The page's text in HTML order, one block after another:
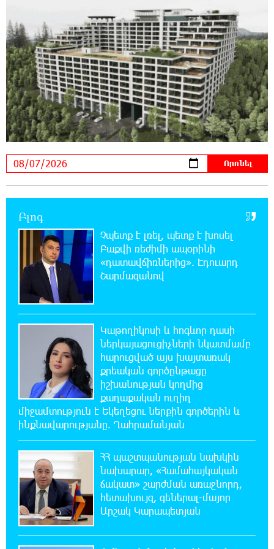
21:41:25 6-08-2026
Վթար Լոռու մարզում․ փրկարարները
վարորդին դուրս են բերել արգելափակումից
21:23:57 6-08-2026
Երևանում երթուղիների փոփոխություն
կլինի
21:10:46 6-08-2026
Օգոստոսի 7-ին՝ Գարեգին Բ Ամենայն Հայոց
Կաթողիկոսի դատական նիստը
քաղաքացու մահվան մասին
20:42:28 6-08-2026
«Համահայկական ճակատ» շարժումը
զորակցություն է հայտնում Ամենայն Հայոց
Կաթողիկոսին
20:26:38 6-08-2026
Ավտովթար՝ Կոտայքի մարզում. Զովունի-
Եղվարդ ճանապարհին բախվել են «Alfa
Romeo»-ն և «Opel»-ը. կա վիրավոր
20:08:02 6-08-2026
Արժևորվում է Շիրակի երգիծական
բանահյուսությունը
19:42:39 6-08-2026
Վրաստանում պետական ​​պաշտոնյային
կաշառելու փորձի համար քաղաքացի է
ձերբակալվել
19:25:15 6-08-2026
Բլոգ
Չպետք է լռել, պետք է խոսել
Բաքվի ռեժիմի ապօրինի
«դատավճիռներից». Էդուարդ
Շարմազանով
Կաթողիկոսի և հոգևոր դասի
ներկայացուցիչների նկատմամբ
հարուցված այս խայտառակ
քրեական գործընթացը
իշխանության կողմից
քաղաքական ուղիղ
միջամտություն է Եկեղեցու ներքին գործերին և
ինքնավարությանը. Ղահրամանյան
ՀՀ պաշտպանության նախկին
նախարար, «Համահայկական
ճակատ» շարժման առաջնորդ,
հետախույզ, գեներալ-մայոր
Արշակ Կարապետյան